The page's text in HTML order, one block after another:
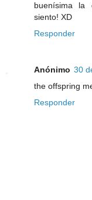
buenísima la
siento! XD
Responder
Anónimo 30
the offspring
Responder